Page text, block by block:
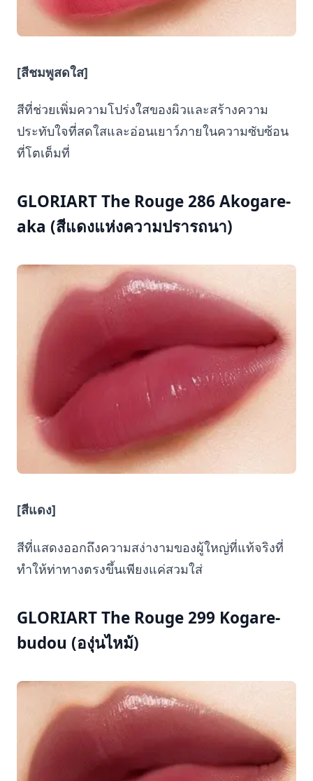
[สีชมพูสดใส]
สีที่ช่วยเพิ่มความโปร่งใสของผิวและสร้างความ
ประทับใจที่สดใสและอ่อนเยาว์ภายในความซับซ้อน
ที่โตเต็มที่
GLORIART The Rouge 286 Akogare-
aka (สีแดงแห่งความปรารถนา)
[สีแดง]
สีที่แสดงออกถึงความสง่างามของผู้ใหญ่ที่แท้จริงที่
ทำให้ท่าทางตรงขึ้นเพียงแค่สวมใส่
GLORIART The Rouge 299 Kogare-
budou (องุ่นไหม้)